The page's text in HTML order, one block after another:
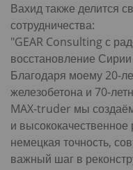
Вахид также делится
сотрудничества:
"GEAR Consulting с
восстановление
Благодаря моему 20-
железобетона и 70-
MAX-truder мы
и
немецкая точность,
важный шаг в